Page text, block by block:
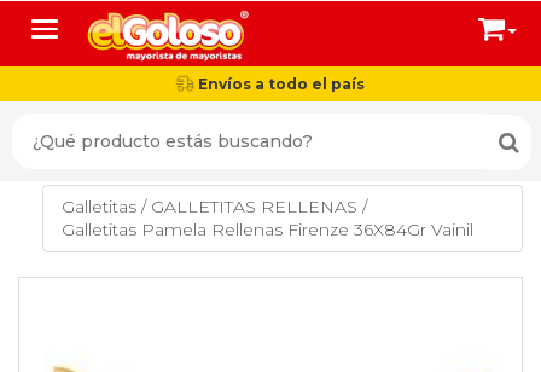
Toggle navigation
Envíos a todo el país
Galletitas / GALLETITAS RELLENAS /
Galletitas Pamela Rellenas Firenze 36X84Gr Vainil